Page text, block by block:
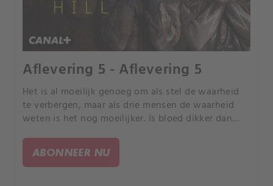
Aflevering 5 - Aflevering 5
Het is al moeilijk genoeg om als stel de waarheid
te verbergen, maar als drie mensen de waarheid
weten is het nog moeilijker. Is bloed dikker dan
ze heeft gedaan?' Kan Clive haar vergeven voor het
verraden van hem?.
ABONNEER NU